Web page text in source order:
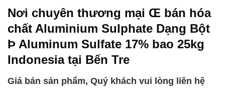
Nơi chuyên thương mại Œ bán hóa
chất Aluminium Sulphate Dạng Bột
Þ Aluminum Sulfate 17% bao 25kg
Indonesia tại Bến Tre
Giá bán sản phẩm, Quý khách vui lòng liên hệ